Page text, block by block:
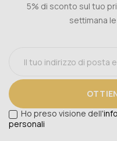
5% di sconto sul tuo
settimana
Ho preso visione dell'
personali